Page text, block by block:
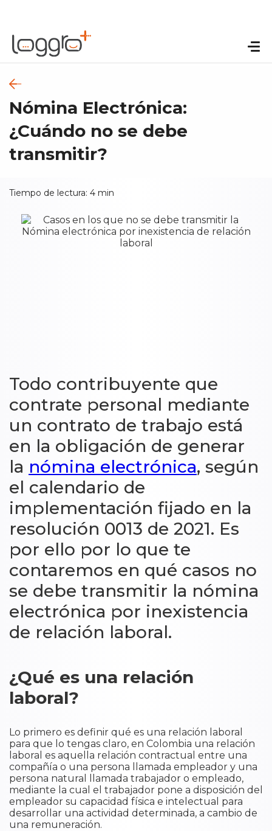
Nómina Electrónica:
¿Cuándo no se debe
transmitir?
Tiempo de lectura: 4 min
Todo contribuyente que
contrate personal mediante
un contrato de trabajo está
en la obligación de generar
la nómina electrónica, según
el calendario de
implementación fijado en la
resolución 0013 de 2021. Es
por ello por lo que te
contaremos en qué casos no
se debe transmitir la nómina
electrónica por inexistencia
de relación laboral.
¿Qué es una relación
laboral?
Lo primero es definir qué es una relación laboral
para que lo tengas claro, en Colombia una relación
laboral es aquella relación contractual entre una
compañía o una persona llamada empleador y una
persona natural llamada trabajador o empleado,
mediante la cual el trabajador pone a disposición del
empleador su capacidad física e intelectual para
desarrollar una actividad determinada, a cambio de
una remuneración.